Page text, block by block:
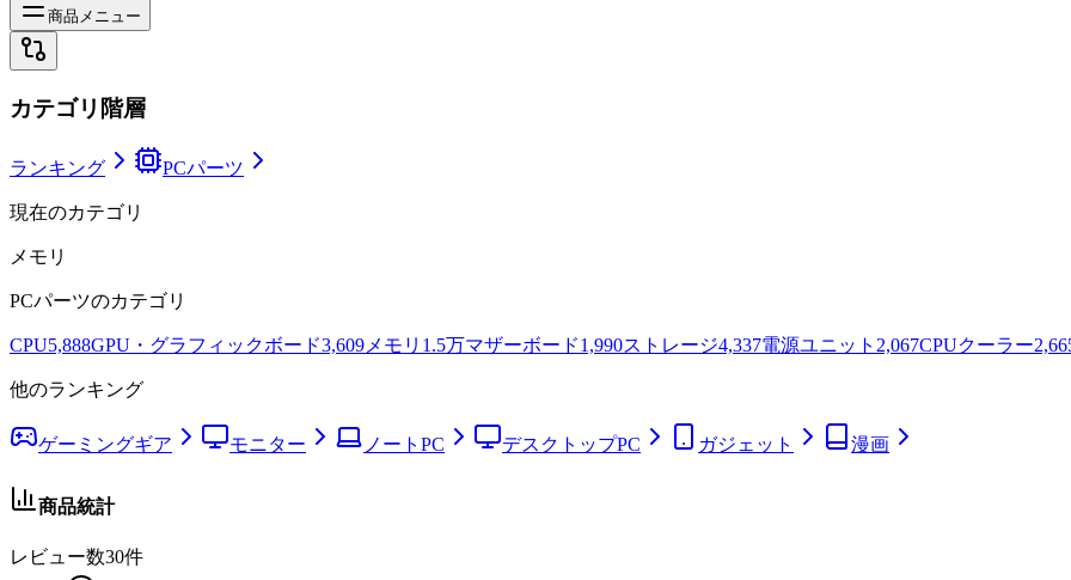
商品メニュー
カテゴリ階層
ランキング PCパーツ
現在のカテゴリ
メモリ
PCパーツのカテゴリ
CPU5,888GPU・グラフィックボード3,609メモリ 1.5万マザーボード1,990ストレージ4,337電源ユニット 2,067CPUクーラー
他のランキング
ゲーミングギア モニター ノートPC デスクトップPC ガジェット 漫画
商品統計
レビュー数30件